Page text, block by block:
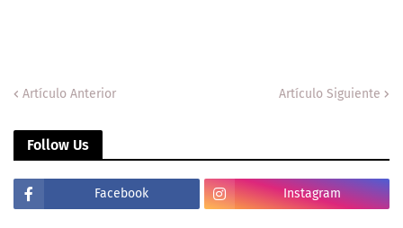
Artículo Anterior Artículo Siguiente
Follow Us
Facebook Instagram